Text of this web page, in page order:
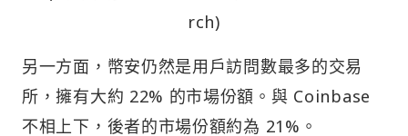
rch)
另一方面，幣安仍然是用戶訪問數最多的交易
所，擁有大約 22% 的市場份額。與 Coinbase
不相上下，後者的市場份額約為 21%。